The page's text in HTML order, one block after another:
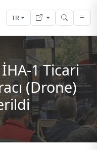
TR
1 Ticari
(Drone)